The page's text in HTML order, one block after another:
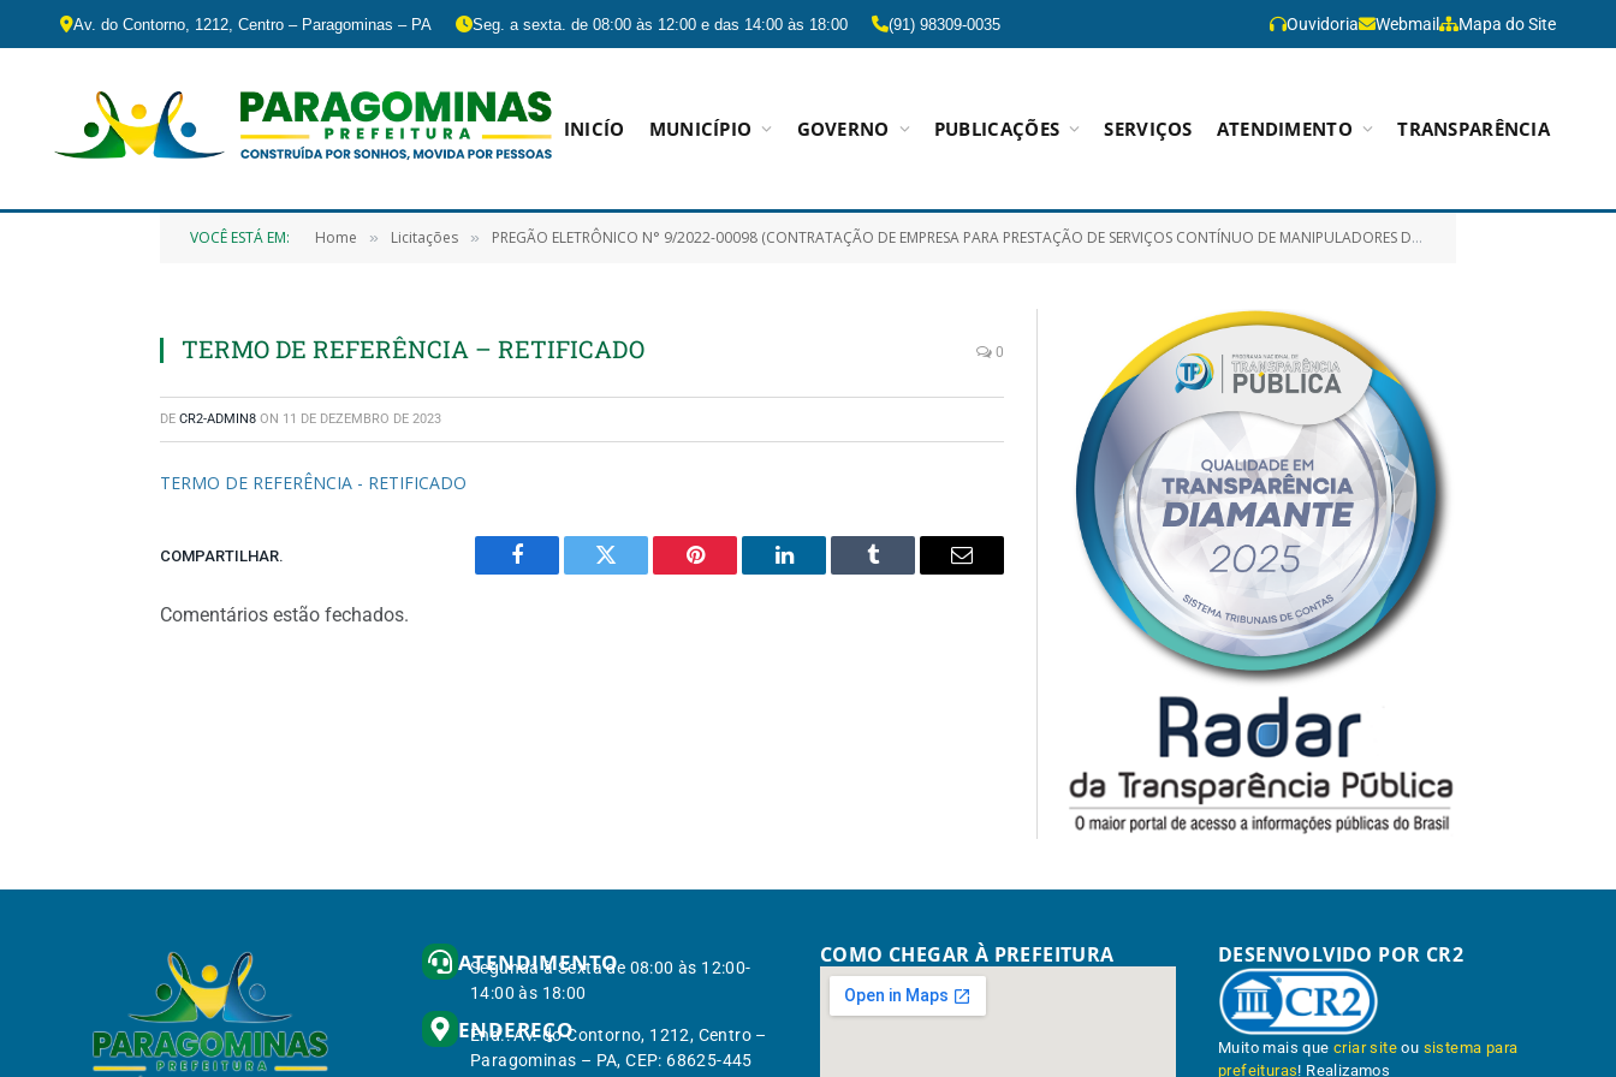
Av. do Contorno, 1212, Centro – Paragominas – PA Seg. a sexta. de 08:00 às 12:00 e das 14:00 às 18:00 (91) 98309-0035 Ouvidoria Webmail Mapa do Site
INICÍO MUNICÍPIO GOVERNO PUBLICAÇÕES SERVIÇOS ATENDIMENTO TRANSPARÊNCIA
VOCÊ ESTÁ EM: Home » Licitações » PREGÃO ELETRÔNICO N° 9/2022-00098 (CONTRATAÇÃO DE EMPRESA PARA PRESTAÇÃO DE SERVIÇOS CONTÍNUO DE MANIPULADORES DE ALIMENTOS, PREPARO E DISTRIBUIÇÃO DE ALIMENTAÇÃO ESCOLAR, PARA ATENDER AS ESCOLAS DA REDE MUNICIPAL DE ENSINO DAS ZONAS URBANA, RURAL E ÁREAS INDÍGENAS)
TERMO DE REFERÊNCIA – RETIFICADO 0
DE CR2-ADMIN8 ON 11 DE DEZEMBRO DE 2023
TERMO DE REFERÊNCIA - RETIFICADO
COMPARTILHAR.
Facebook Twitter Pinterest LinkedIn Tumblr Email
Comentários estão fechados.
ATENDIMENTO
Segunda à Sexta de 08:00 às 12:00-
14:00 às 18:00
ENDEREÇO
End.: Av. do Contorno, 1212, Centro –
Paragominas – PA, CEP: 68625-445
COMO CHEGAR À PREFEITURA DESENVOLVIDO POR CR2
Muito mais quecriar site ou sistema para
prefeituras! Realizamos